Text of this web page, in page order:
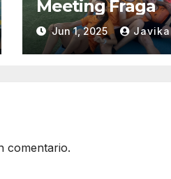
Meeting Fraga
Jun 1, 2025 Javika
comentario.